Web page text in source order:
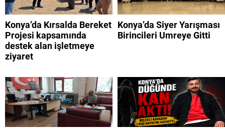
Konya’da Kırsalda Bereket
Projesi kapsamında
destek alan işletmeye
ziyaret
Konya’da Siyer Yarışması
Birincileri Umreye Gitti